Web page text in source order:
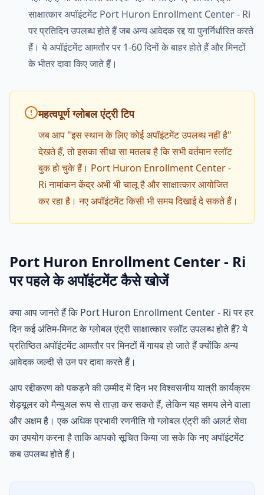
साक्षात्कार अपॉइंटमेंट Port Huron Enrollment Center - Ri
पर प्रतिदिन उपलब्ध होते हैं जब अन्य आवेदक रद्द या पुनर्निर्धारित करते
हैं। ये अपॉइंटमेंट आमतौर पर 1-60 दिनों के बाहर होते हैं और मिनटों
के भीतर दावा किए जाते हैं।
महत्वपूर्ण ग्लोबल एंट्री टिप
जब आप "इस स्थान के लिए कोई अपॉइंटमेंट उपलब्ध नहीं है"
देखते हैं, तो इसका सीधा सा मतलब है कि सभी वर्तमान स्लॉट
बुक हो चुके हैं। Port Huron Enrollment Center -
Ri नामांकन केंद्र अभी भी चालू है और साक्षात्कार आयोजित
कर रहा है। नए अपॉइंटमेंट किसी भी समय दिखाई दे सकते हैं।
Port Huron Enrollment Center - Ri
पर पहले के अपॉइंटमेंट कैसे खोजें
क्या आप जानते हैं कि Port Huron Enrollment Center - Ri पर हर
दिन कई अंतिम-मिनट के ग्लोबल एंट्री साक्षात्कार स्लॉट उपलब्ध होते हैं? ये
प्रतिष्ठित अपॉइंटमेंट आमतौर पर मिनटों में गायब हो जाते हैं क्योंकि अन्य
आवेदक जल्दी से उन पर दावा करते हैं।
आप रद्दीकरण को पकड़ने की उम्मीद में दिन भर विश्वसनीय यात्री कार्यक्रम
शेड्यूलर को मैन्युअल रूप से ताज़ा कर सकते हैं, लेकिन यह समय लेने वाला
और अक्षम है। एक अधिक प्रभावी रणनीति गो ग्लोबल एंट्री की अलर्ट सेवा
का उपयोग करना है ताकि आपको सूचित किया जा सके कि नए अपॉइंटमेंट
कब उपलब्ध होते हैं।